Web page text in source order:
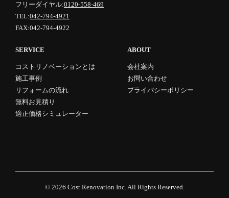
フリーダイヤル:0120-558-469
TEL:042-794-4921
FAX:042-794-4922
SERVICE
コストリノベーションとは
施工事例
リフォームの流れ
無料お見積り
適正価格シミュレーター
ABOUT
会社案内
お問い合わせ
プライバシーポリシー
© 2026 Cost Renovation Inc. All Rights Reserved.